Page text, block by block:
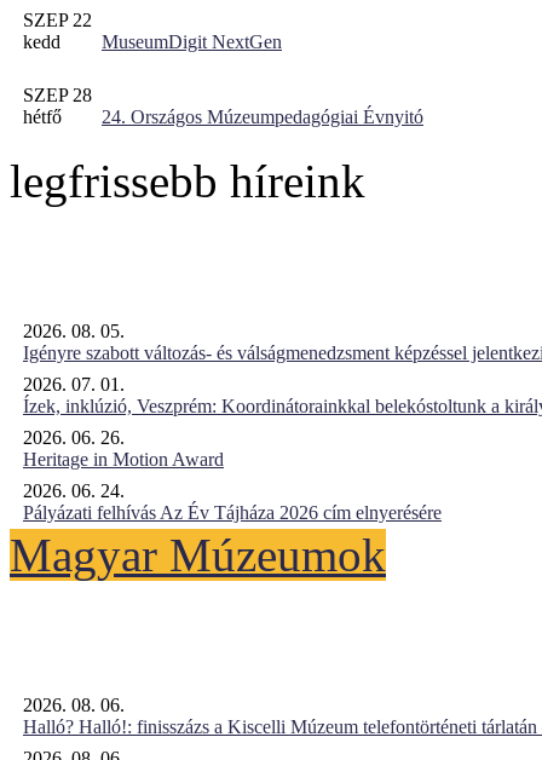
SZEP 22
kedd
MuseumDigit NextGen
SZEP 28
hétfő
24. Országos Múzeumpedagógiai Évnyitó
legfrissebb híreink
2026. 08. 05.
Igényre szabott változás- és válságmenedzsment képzéssel
2026. 07. 01.
Ízek, inklúzió, Veszprém: Koordinátorainkkal belekóstoltunk a
2026. 06. 26.
Heritage in Motion Award
2026. 06. 24.
Pályázati felhívás Az Év Tájháza 2026 cím elnyerésére
Magyar Múzeumok
2026. 08. 06.
Halló? Halló!: finisszázs a Kiscelli Múzeum telefontörténeti tárlatán